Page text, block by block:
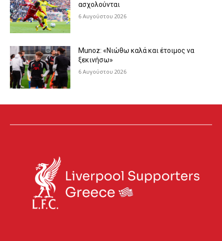
ασχολούνται
6 Αυγούστου 2026
Munoz: «Νιώθω καλά και έτοιμος να
ξεκινήσω»
6 Αυγούστου 2026